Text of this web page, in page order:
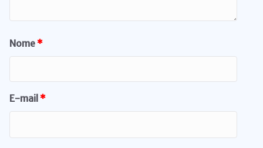
Nome*
E-mail *